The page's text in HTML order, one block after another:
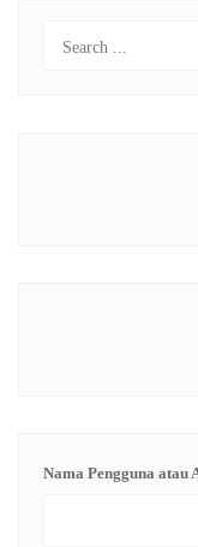
Nama Pengguna atau